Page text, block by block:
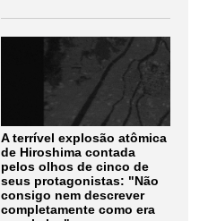
A terrível explosão atômica
de Hiroshima contada
pelos olhos de cinco de
seus protagonistas: "Não
consigo nem descrever
completamente como era